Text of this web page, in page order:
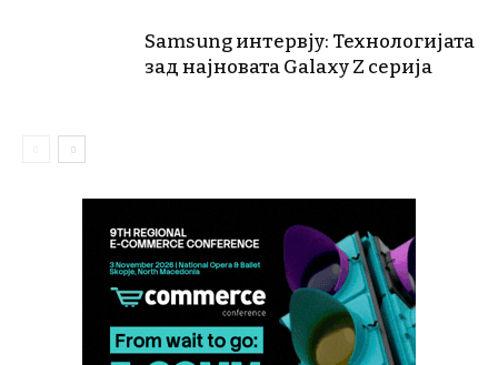
Samsung интервју: Технологијата
зад најновата Galaxy Z серија